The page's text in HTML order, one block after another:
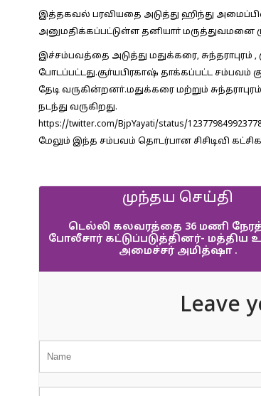
இத்தகவல் பரவியதை அடுத்து ஹிந்து
அனுமதிக்கப்பட்டுள்ள தனியாா் மருத்துவமனை
இச்சம்பவத்தை அடுத்து மதுக்கரை, சுந்தராபுரம்
போடப்பட்டது.சூா்யபிரகாஷ் தாக்கப்பட்ட சம்பவம்
தேடி வருகின்றனா்.மதுக்கரை மற்றும்
நடந்து வருகிறது.
https://twitter.com/BjpYayati/status/
மேலும் இந்த சம்பவம் தொடர்பான சிசிடிவி
முந்தய செய்தி
டெல்லி கலவரத்தை 36 மணி
போலீசார் கட்டுப்படுத்தினர்- மத்திய
அமைச்சர் அமித்ஷா .
Leave